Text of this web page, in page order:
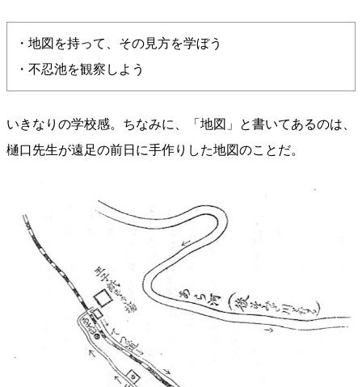
・地図を持って、その見方を学ぼう
・不忍池を観察しよう
いきなりの学校感。ちなみに、「地図」と書いてあるのは、
樋口先生が遠足の前日に手作りした地図のことだ。